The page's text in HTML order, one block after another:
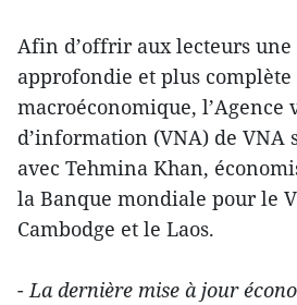
Afin d’offrir aux lecteurs
approfondie et plus complète
macroéconomique, l’Agence
d’information (VNA) de VNA
avec Tehmina Khan,
la Banque mondiale pour le
Cambodge et le Laos.
- La dernière mise à jour